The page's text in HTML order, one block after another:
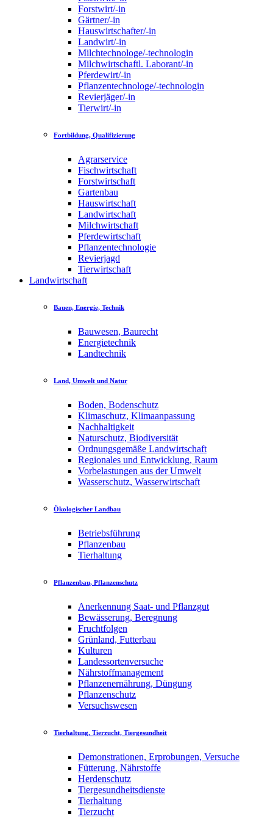
Forstwirt/-in
Gärtner/-in
Hauswirtschafter/-in
Landwirt/-in
Milchtechnologe/-technologin
Milchwirtschaftl. Laborant/-in
Pferdewirt/-in
Pflanzentechnologe/-technologin
Revierjäger/-in
Tierwirt/-in
Fortbildung, Qualifizierung
Agrarservice
Fischwirtschaft
Forstwirtschaft
Gartenbau
Hauswirtschaft
Landwirtschaft
Milchwirtschaft
Pferdewirtschaft
Pflanzentechnologie
Revierjagd
Tierwirtschaft
Landwirtschaft
Bauen, Energie, Technik
Bauwesen, Baurecht
Energietechnik
Landtechnik
Land, Umwelt und Natur
Boden, Bodenschutz
Klimaschutz, Klimaanpassung
Nachhaltigkeit
Naturschutz, Biodiversität
Ordnungsgemäße Landwirtschaft
Regionales und Entwicklung, Raum
Vorbelastungen aus der Umwelt
Wasserschutz, Wasserwirtschaft
Ökologischer Landbau
Betriebsführung
Pflanzenbau
Tierhaltung
Pflanzenbau, Pflanzenschutz
Anerkennung Saat- und Pflanzgut
Bewässerung, Beregnung
Fruchtfolgen
Grünland, Futterbau
Kulturen
Landessortenversuche
Nährstoffmanagement
Pflanzenernährung, Düngung
Pflanzenschutz
Versuchswesen
Tierhaltung, Tierzucht, Tiergesundheit
Demonstrationen, Erprobungen, Versuche
Fütterung, Nährstoffe
Herdenschutz
Tiergesundheitsdienste
Tierhaltung
Tierzucht